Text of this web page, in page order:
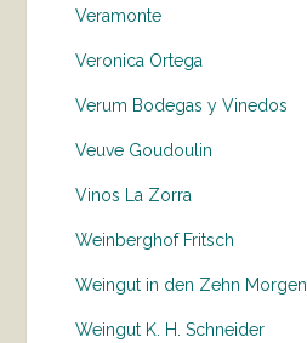
Veramonte
Veronica Ortega
Verum Bodegas y Vinedos
Veuve Goudoulin
Vinos La Zorra
Weinberghof Fritsch
Weingut in den Zehn Morgen
Weingut K. H. Schneider